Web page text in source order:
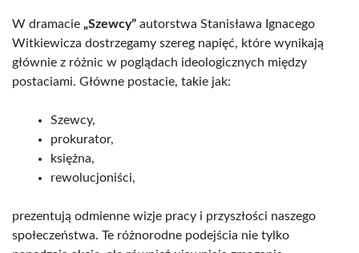
W dramacie „Szewcy” autorstwa Stanisława Ignacego
Witkiewicza dostrzegamy szereg napięć, które wynikają
głównie z różnic w poglądach ideologicznych między
postaciami. Główne postacie, takie jak:
Szewcy,
prokurator,
księżna,
rewolucjoniści,
prezentują odmienne wizje pracy i przyszłości naszego
społeczeństwa. Te różnorodne podejścia nie tylko